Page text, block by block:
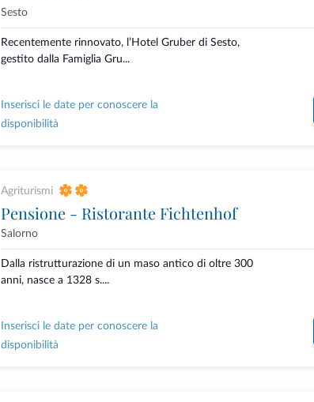
Sesto
Recentemente rinnovato, l’Hotel Gruber di Sesto,
gestito dalla Famiglia Gru...
Inserisci le date per conoscere la
disponibilità
Agriturismi
Pensione - Ristorante Fichtenhof
Salorno
Dalla ristrutturazione di un maso antico di oltre 300
anni, nasce a 1328 s....
Inserisci le date per conoscere la
disponibilità